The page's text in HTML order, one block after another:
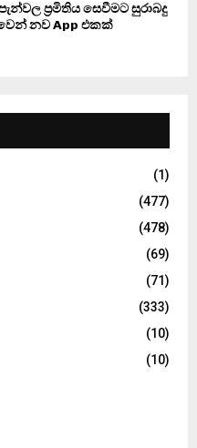
ප්‍රමිතිය සෙවීමට සුරාබදු
නව App එකක්
(1)
(477)
(478)
(69)
(71)
(333)
(10)
(10)